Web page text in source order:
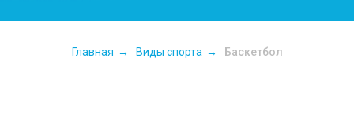
Главная → Виды спорта → Баскетбол